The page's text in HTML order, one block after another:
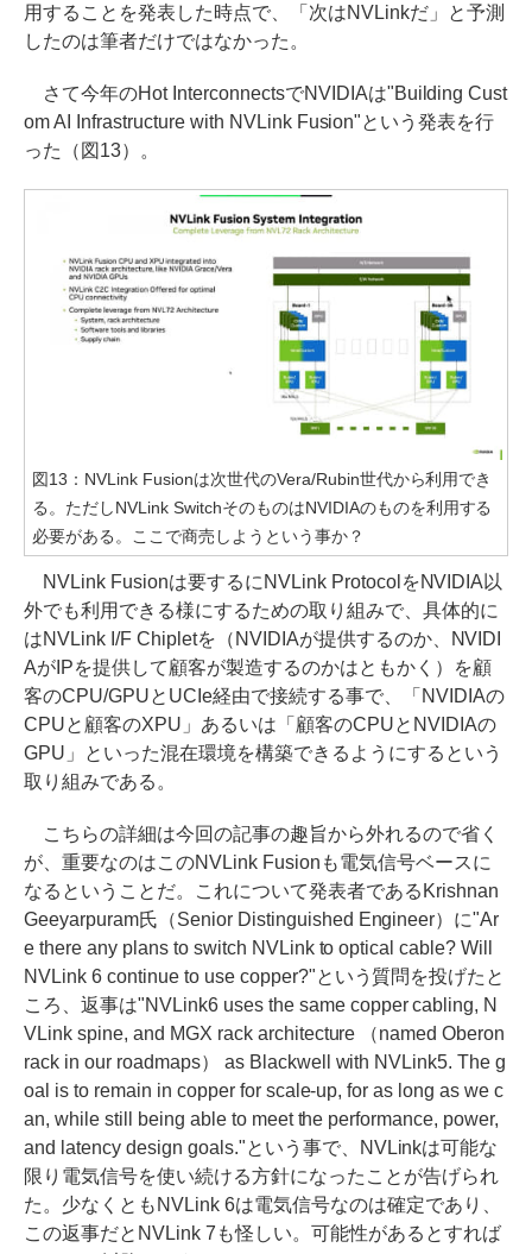
用することを発表した時点で、「次はNVLinkだ」と予測
したのは筆者だけではなかった。
さて今年のHot InterconnectsでNVIDIAは"Building Cust
om AI Infrastructure with NVLink Fusion"という発表を行
った（図13）。
図13：NVLink Fusionは次世代のVera/Rubin世代から利用でき
る。ただしNVLink SwitchそのものはNVIDIAのものを利用する
必要がある。ここで商売しようという事か？
NVLink Fusionは要するにNVLink ProtocolをNVIDIA以
外でも利用できる様にするための取り組みで、具体的に
はNVLink I/F Chipletを（NVIDIAが提供するのか、NVIDI
AがIPを提供して顧客が製造するのかはともかく）を顧
客のCPU/GPUとUCIe経由で接続する事で、「NVIDIAの
CPUと顧客のXPU」あるいは「顧客のCPUとNVIDIAの
GPU」といった混在環境を構築できるようにするという
取り組みである。
こちらの詳細は今回の記事の趣旨から外れるので省く
が、重要なのはこのNVLink Fusionも電気信号ベースに
なるということだ。これについて発表者であるKrishnan
Geeyarpuram氏（Senior Distinguished Engineer）に"Ar
e there any plans to switch NVLink to optical cable? Will
NVLink 6 continue to use copper?"という質問を投げたと
ころ、返事は"NVLink6 uses the same copper cabling, N
VLink spine, and MGX rack architecture （named Oberon
rack in our roadmaps） as Blackwell with NVLink5. The g
oal is to remain in copper for scale-up, for as long as we c
an, while still being able to meet the performance, power,
and latency design goals."という事で、NVLinkは可能な
限り電気信号を使い続ける方針になったことが告げられ
た。少なくともNVLink 6は電気信号なのは確定であり、
この返事だとNVLink 7も怪しい。可能性があるとすれば